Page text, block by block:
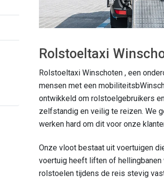
Rolstoeltaxi
Rolstoeltaxi Winschoten , een
mensen met een
ontwikkeld om rolstoelgebruikers
zelfstandig en veilig te reizen. We
werken hard om dit voor onze
Onze vloot bestaat uit voertuigen
voertuig heeft liften of
rolstoelen tijdens de reis stevig